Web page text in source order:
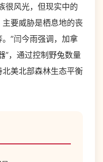
风光，但现实中的
要威胁是栖息地的丧
”闫今雨强调，加拿
”，通过控制野兔数量
美北部森林生态平衡